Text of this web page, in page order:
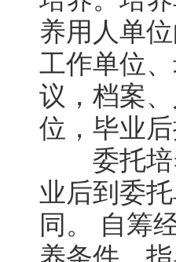
养用人单
工作单位
议，档案
位，毕业
委托培养
业后到委
同。 自筹